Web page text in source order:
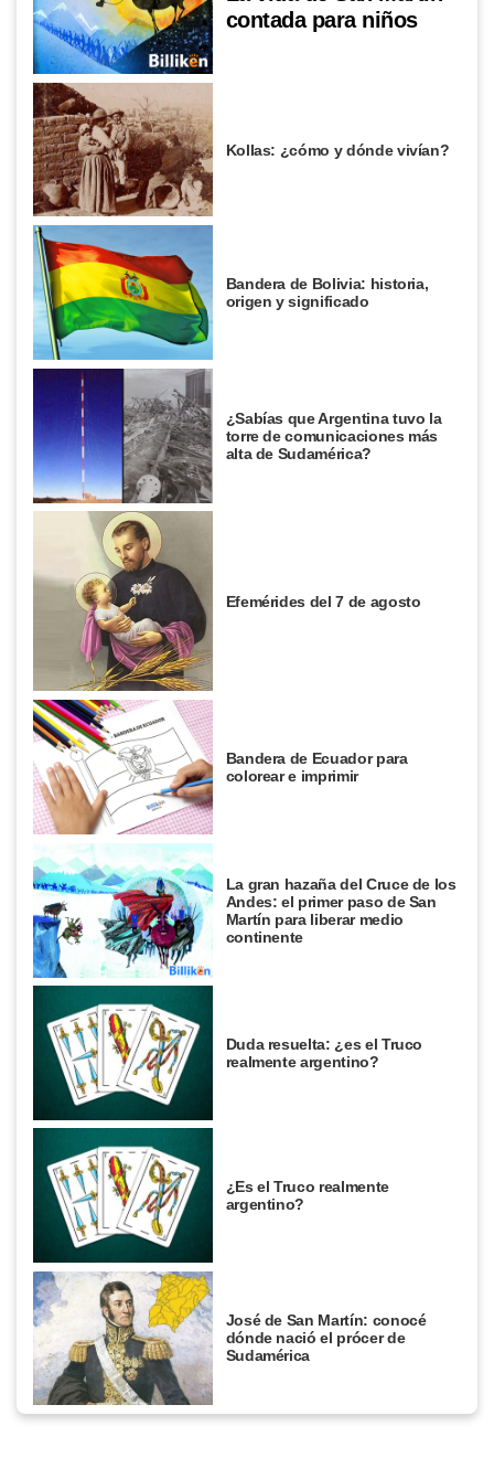
contada para niños
Kollas: ¿cómo y dónde vivían?
Bandera de Bolivia: historia,
origen y significado
¿Sabías que Argentina tuvo la
torre de comunicaciones más
alta de Sudamérica?
Efemérides del 7 de agosto
Bandera de Ecuador para
colorear e imprimir
La gran hazaña del Cruce de los
Andes: el primer paso de San
Martín para liberar medio
continente
Duda resuelta: ¿es el Truco
realmente argentino?
¿Es el Truco realmente
argentino?
José de San Martín: conocé
dónde nació el prócer de
Sudamérica